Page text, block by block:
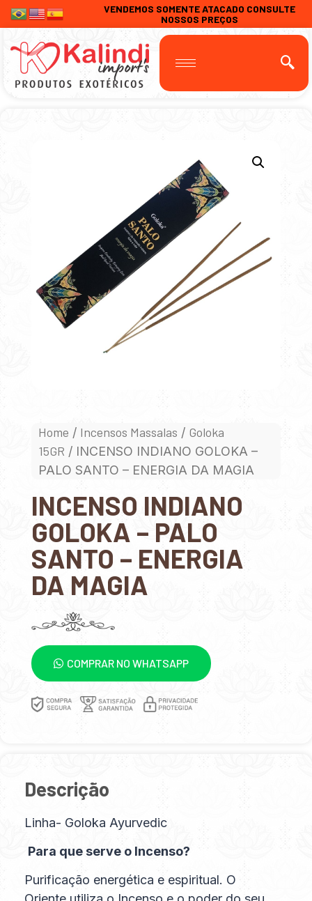
VENDEMOS SOMENTE ATACADO CONSULTE
NOSSOS PREÇOS
Home / Incensos Massalas / Goloka
15GR / INCENSO INDIANO GOLOKA –
PALO SANTO – ENERGIA DA MAGIA
INCENSO INDIANO
GOLOKA – PALO
SANTO – ENERGIA
DA MAGIA
COMPRAR NO WHATSAPP
Descrição
Linha- Goloka Ayurvedic
Para que serve o Incenso?
Purificação energética e espiritual. O